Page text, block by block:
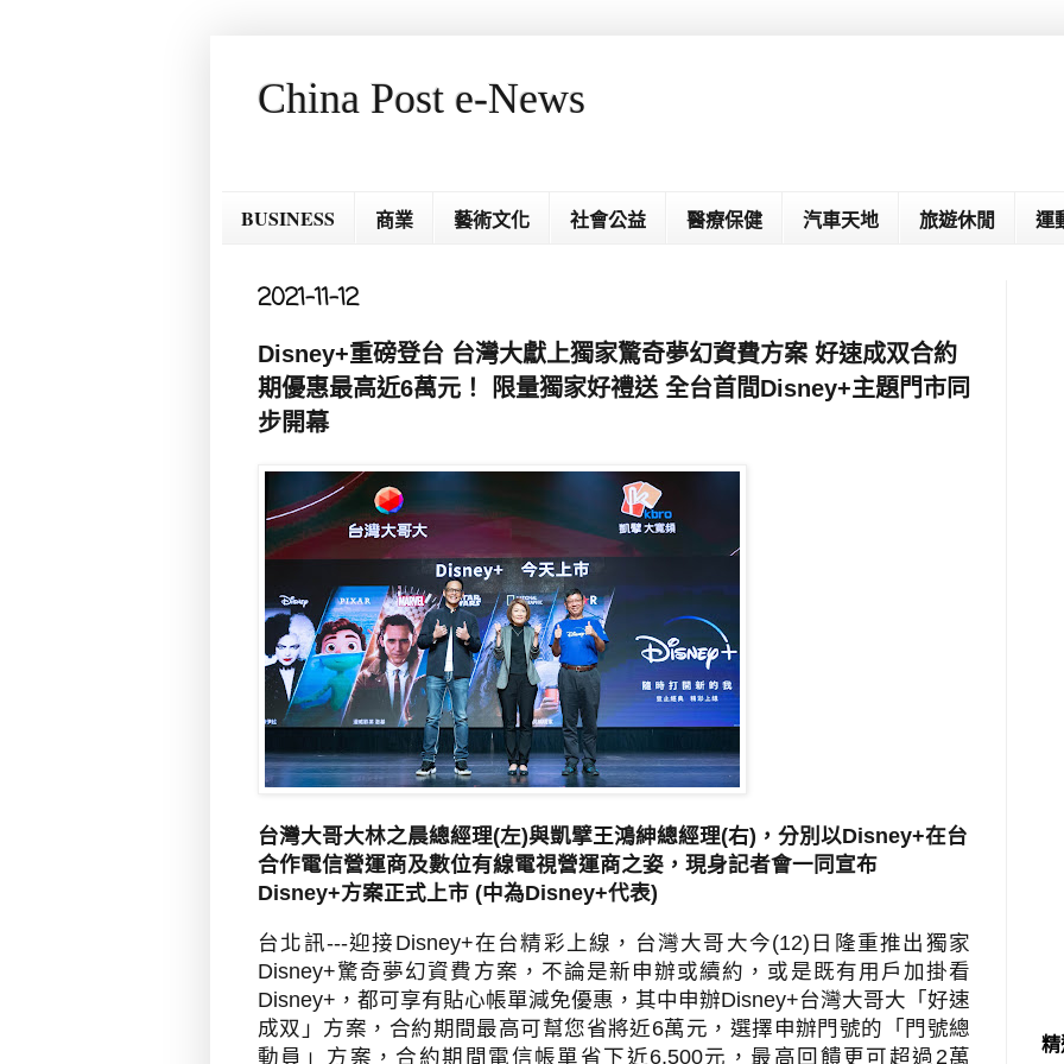
China Post e-News
BUSINESS 商業 藝術文化 社會公益 醫療保健 汽車天地 旅遊休閒 運
2021-11-12
Disney+重磅登台 台灣大獻上獨家驚奇夢幻資費方案 好速成双合約
期優惠最高近6萬元！ 限量獨家好禮送 全台首間Disney+主題門市同
步開幕
台灣大哥大林之晨總經理(左)與凱擘王鴻紳總經理(右)，分別以Disney+在台
合作電信營運商及數位有線電視營運商之姿，現身記者會一同宣布
Disney+方案正式上市 (中為Disney+代表)
台北訊---迎接 Disney+在台精彩上線，台灣大哥大今(12) 日隆重推出獨家
Disney+驚奇夢幻資費方案，不論是新申辦或續約，或是既有用戶加掛看
Disney+ ，都可享有貼心帳單減免優惠，其中申辦Disney+台灣大哥大「好速
成双」方案，合約期間最高可幫您省將近6萬元，選擇申辦門號的「門號總
動員」方案，合約期間電信帳單省下近6,500元，最高回饋更可超過 2萬
精